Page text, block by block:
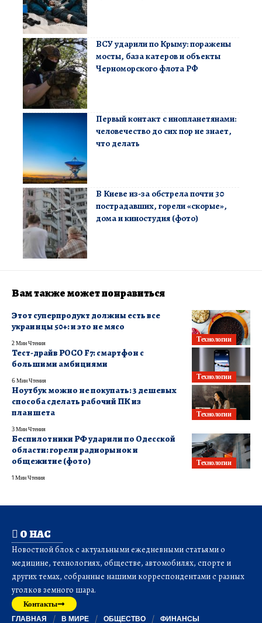
ВСУ ударили по Крыму: поражены
мосты, база катеров и объекты
Черноморского флота РФ
Первый контакт с инопланетянами:
человечество до сих пор не знает,
что делать
В Киеве из-за обстрела почти 30
пострадавших, горели «скорые»,
дома и киностудия (фото)
Вам также может понравиться
Технологии
Этот суперпродукт должны есть все
украинцы 50+: и это не мясо
2 Мин Чтения
Технологии
Тест-драйв POCO F7: смартфон с
большими амбициями
6 Мин Чтения
Технологии
Ноутбук можно не покупать: 3 дешевых
способа сделать рабочий ПК из
планшета
3 Мин Чтения
Технологии
Беспилотники РФ ударили по Одесской
области: горели радиорынок и
общежитие (фото)
1 Мин Чтения
О НАС
Новостной блок с актуальными ежедневными статьями о
медицине, технологиях, обществе, автомобилях, спорте и
других темах, собранные нашими корреспондентами с разных
уголков земного шара.
Контакты
ГЛАВНАЯ В МИРЕ ОБЩЕСТВО ФИНАНСЫ